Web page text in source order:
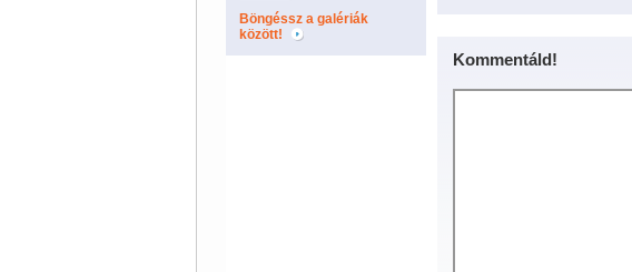
Böngéssz a galériák
között!
Kommentáld!